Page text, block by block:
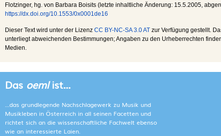
Flotzinger, hg. von Barbara Boisits (letzte inhaltliche Änderung: 15.5.2005 ,
https://dx.doi.org/10.1553/0x0001de16
Dieser Text wird unter der Lizenz CC BY-NC-SA 3.0 AT zur Verfügung gestellt.
unterliegt abweichenden Bestimmungen; Angaben zu den Urheberrechten
Medien.
Das oemlist...
...das grundlegende Nachschlagewerk zu Musik und
Musikleben in Österreich in all seinen Facetten und
richtet sich an die wissenschaftliche Fachwelt ebenso
wie an interessierte Laien.